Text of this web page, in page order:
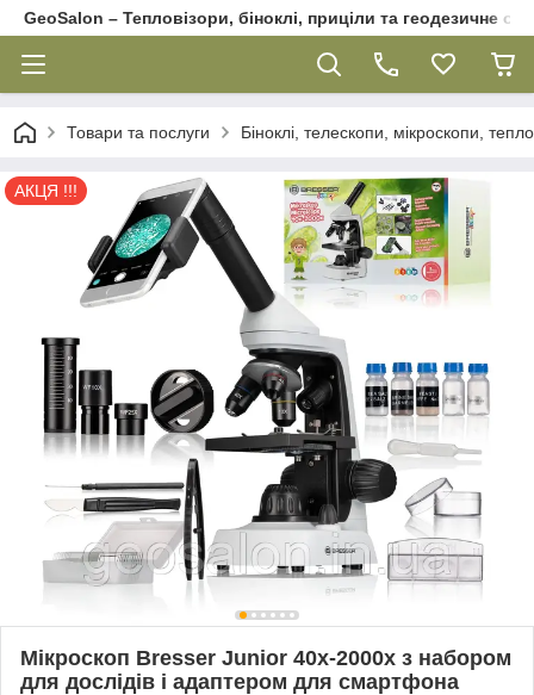
GeoSalon – Тепловізори, біноклі, приціли та геодезичне
Товари та послуги Біноклі, телескопи, мікроскопи,
АКЦЯ !!!
Мікроскоп Bresser Junior 40x-2000x з набором
для дослідів і адаптером для смартфона